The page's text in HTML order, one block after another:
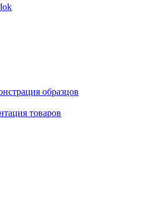
образцов
товаров